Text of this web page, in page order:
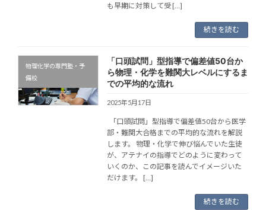
も早期に対策して受 […]
続きを読む
物理化学の専門塾・予
備校
「口頭試問」型指導で偏差値50台か
ら物理・化学を難関大レベルにするま
での平均的な流れ
2025年5月17日
「口頭試問」型指導で偏差値50台から医学
部・難関大合格までの平均的な流れを解説
します。 物理・化学で伸び悩んでいた生徒
が、アテナイの指導でどのように変わって
いくのか、この記事を読んでイメージいた
だけます。 […]
続きを読む